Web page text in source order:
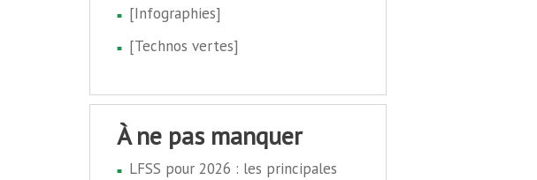
[Infographies]
[Technos vertes]
à ne pas manquer
LFSS pour 2026 : les principales